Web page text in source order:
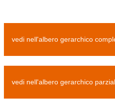
vedi nell'albero gerarchico
vedi nell'albero gerarchico